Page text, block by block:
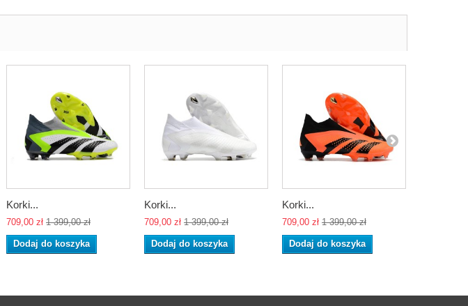
Korki...
709,00 zł 1 399,00 zł
Dodaj do koszyka
Korki...
709,00 zł 1 399,00 zł
Dodaj do koszyka
Korki...
709,00 zł 1 399,00 zł
Dodaj do koszyka